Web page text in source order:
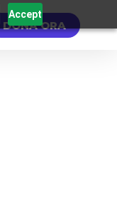
Accept
DONA ORA